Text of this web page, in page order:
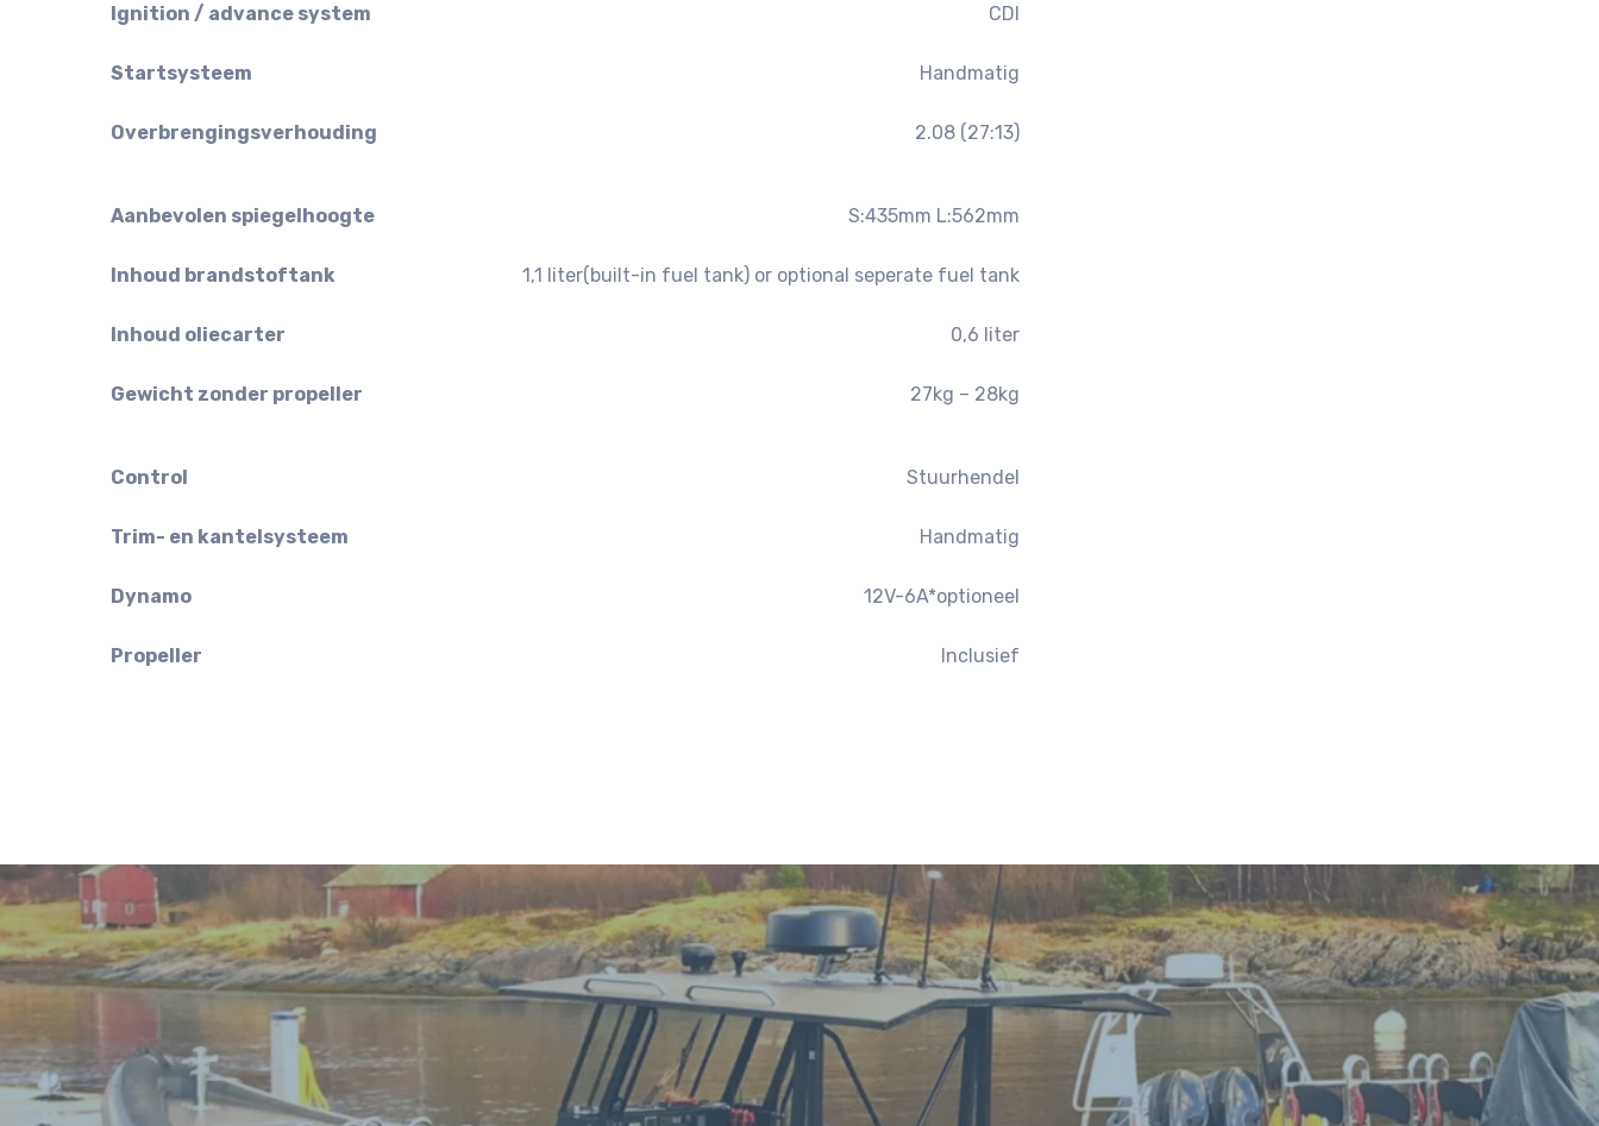
Ignition / advance system CDI
Startsysteem Handmatig
Overbrengingsverhouding 2.08 (27:13)
Aanbevolen spiegelhoogte S:435mm L:562mm
Inhoud brandstoftank 1,1 liter(built-in fuel tank) or optional seperate fuel tank
Inhoud oliecarter 0,6 liter
Gewicht zonder propeller 27kg – 28kg
Control Stuurhendel
Trim- en kantelsysteem Handmatig
Dynamo 12V-6A*optioneel
Propeller Inclusief